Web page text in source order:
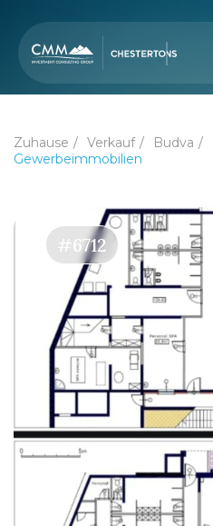
Zuhause Verkauf Budva
Gewerbeimmobilien
#6712